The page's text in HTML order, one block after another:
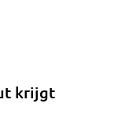
krijgt